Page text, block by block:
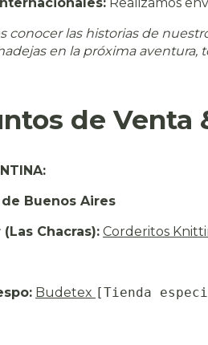
conocer las historias de
en la próxima aventura,
de Venta
Buenos Aires
(Las Chacras): Corderitos
Budetex [Tienda